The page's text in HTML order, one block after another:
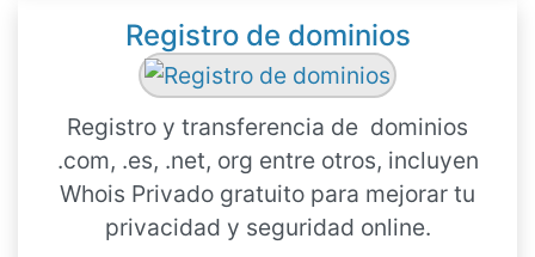
Registro de dominios
Registro y transferencia de dominios
.com, .es, .net, org entre otros, incluyen
Whois Privado gratuito para mejorar tu
privacidad y seguridad online.